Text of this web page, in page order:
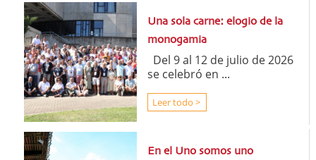
Una sola carne: elogio de la
monogamia
Del 9 al 12 de julio de 2026
se celebró en ...
Leer todo >
En el Uno somos uno